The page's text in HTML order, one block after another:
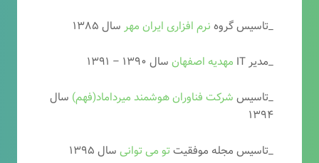
_تاسیس گروه نرم افزاری ایران مهر سال ۱۳۸۵
_مدیر IT
مهدیه اصفهان سال ۱۳۹۰ – ۱۳۹۱
_تاسیس شرکت فناوران هوشمند میرداماد(فهم) سال
۱۳۹۴
_تاسیس مجله موفقیتتو می توانی سال ۱۳۹۵